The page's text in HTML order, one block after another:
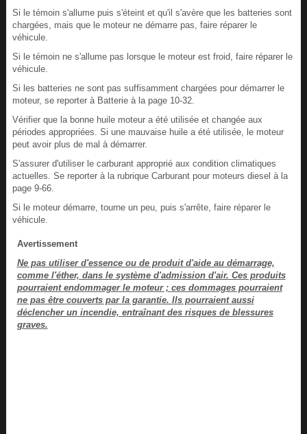
Si le témoin s'allume puis s'éteint et qu'il s'avère que les batteries sont
chargées, mais que le moteur ne démarre pas, faire réparer le
véhicule.
Si le témoin ne s'allume pas lorsque le moteur est froid, faire réparer le
véhicule.
Si les batteries ne sont pas suffisamment chargées pour démarrer le
moteur, se reporter à Batterie à la page 10-32.
Vérifier que la bonne huile moteur a été utilisée et changée aux
périodes appropriées. Si une mauvaise huile a été utilisée, le moteur
peut avoir plus de mal à démarrer.
S'assurer d'utiliser le carburant approprié aux condition climatiques
actuelles. Se reporter à la rubrique Carburant pour moteurs diesel à la
page 9-66.
Si le moteur démarre, tourne un peu, puis s'arrête, faire réparer le
véhicule.
Avertissement
Ne pas utiliser d'essence ou de produit d'aide au démarrage,
comme l'éther, dans le système d'admission d'air. Ces produits
pourraient endommager le moteur ; ces dommages pourraient
ne pas être couverts par la garantie. Ils pourraient aussi
déclencher un incendie, entraînant des risques de blessures
graves.